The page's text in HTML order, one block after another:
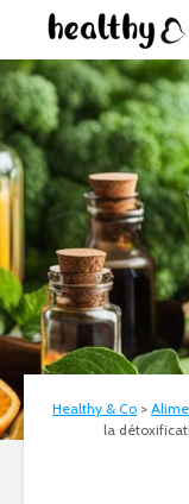
Healthy & Co >
la